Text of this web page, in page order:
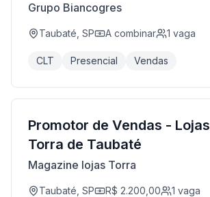
Grupo Biancogres
Taubaté, SP A combinar 1 vaga
CLT Presencial Vendas
Promotor de Vendas - Lojas
Torra de Taubaté
Magazine lojas Torra
Taubaté, SP R$ 2.200,00 1 vaga